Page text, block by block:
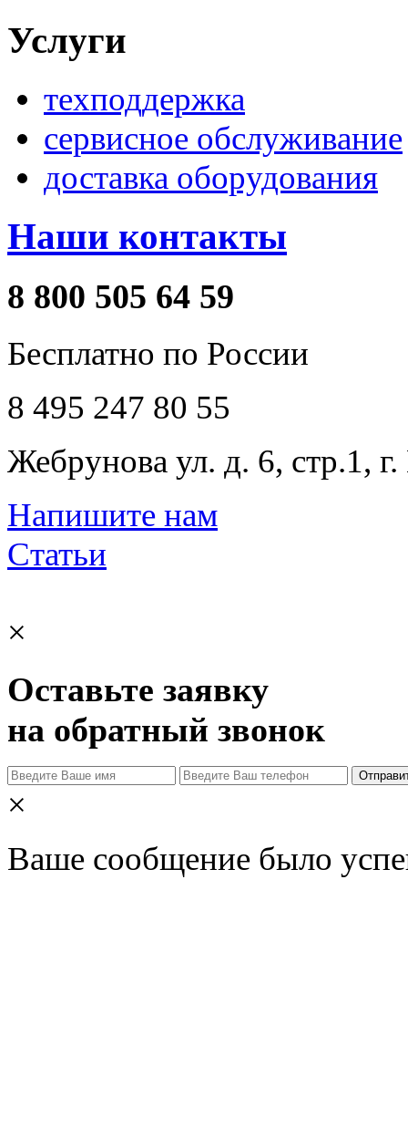
Услуги
техподдержка
сервисное обслуживание
доставка оборудования
Наши контакты
8 800 505 64 59
Бесплатно по России
8 495 247 80 55
Жебрунова ул. д. 6, стр.1,
Напишите нам
Статьи
×
Оставьте заявку
на обратный звонок
×
Ваше сообщение было